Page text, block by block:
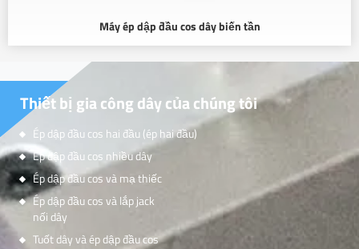
Máy ép dập đầu cos dây biến tần
Thiết bị gia công dây của chúng tôi
Ép dập đầu cos hai đầu (ép hai đầu)
Ép dập đầu cos nhiều dây
Ép dập đầu cos và mạ thiếc
Ép dập đầu cos và lắp jack
nối dây
Tuốt dây và ép dập đầu cos